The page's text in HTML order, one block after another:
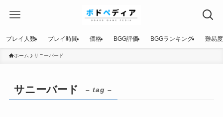
プレイ人数 プレイ時間 価格 BGG評価 BGGランキング 難易度
ホーム サニーバード
サニーバード – tag –